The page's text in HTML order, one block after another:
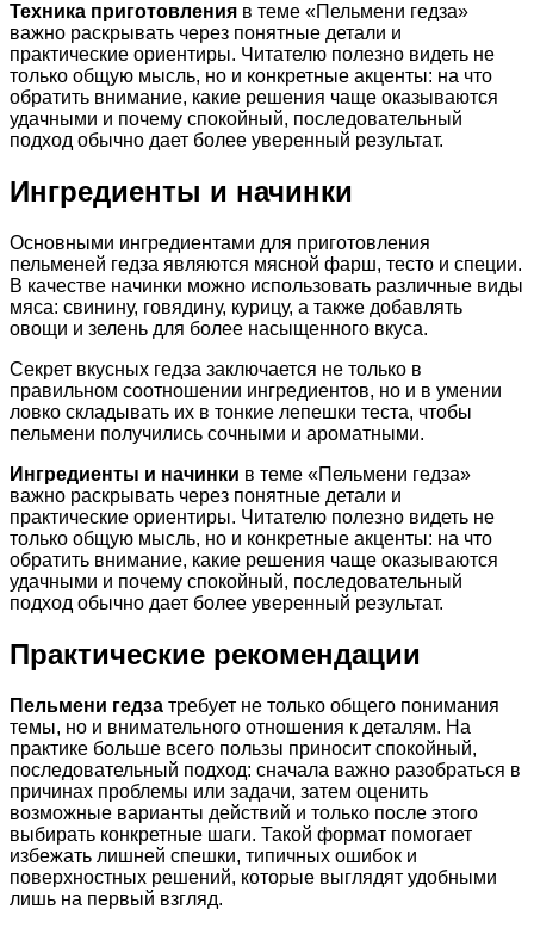
Техника приготовления в теме «Пельмени гедза»
важно раскрывать через понятные детали и
практические ориентиры. Читателю полезно видеть не
только общую мысль, но и конкретные акценты: на что
обратить внимание, какие решения чаще оказываются
удачными и почему спокойный, последовательный
подход обычно дает более уверенный результат.
Ингредиенты и начинки
Основными ингредиентами для приготовления
пельменей гедза являются мясной фарш, тесто и специи.
В качестве начинки можно использовать различные виды
мяса: свинину, говядину, курицу, а также добавлять
овощи и зелень для более насыщенного вкуса.
Секрет вкусных гедза заключается не только в
правильном соотношении ингредиентов, но и в умении
ловко складывать их в тонкие лепешки теста, чтобы
пельмени получились сочными и ароматными.
Ингредиенты и начинки в теме «Пельмени гедза»
важно раскрывать через понятные детали и
практические ориентиры. Читателю полезно видеть не
только общую мысль, но и конкретные акценты: на что
обратить внимание, какие решения чаще оказываются
удачными и почему спокойный, последовательный
подход обычно дает более уверенный результат.
Практические рекомендации
Пельмени гедза требует не только общего понимания
темы, но и внимательного отношения к деталям. На
практике больше всего пользы приносит спокойный,
последовательный подход: сначала важно разобраться в
причинах проблемы или задачи, затем оценить
возможные варианты действий и только после этого
выбирать конкретные шаги. Такой формат помогает
избежать лишней спешки, типичных ошибок и
поверхностных решений, которые выглядят удобными
лишь на первый взгляд.